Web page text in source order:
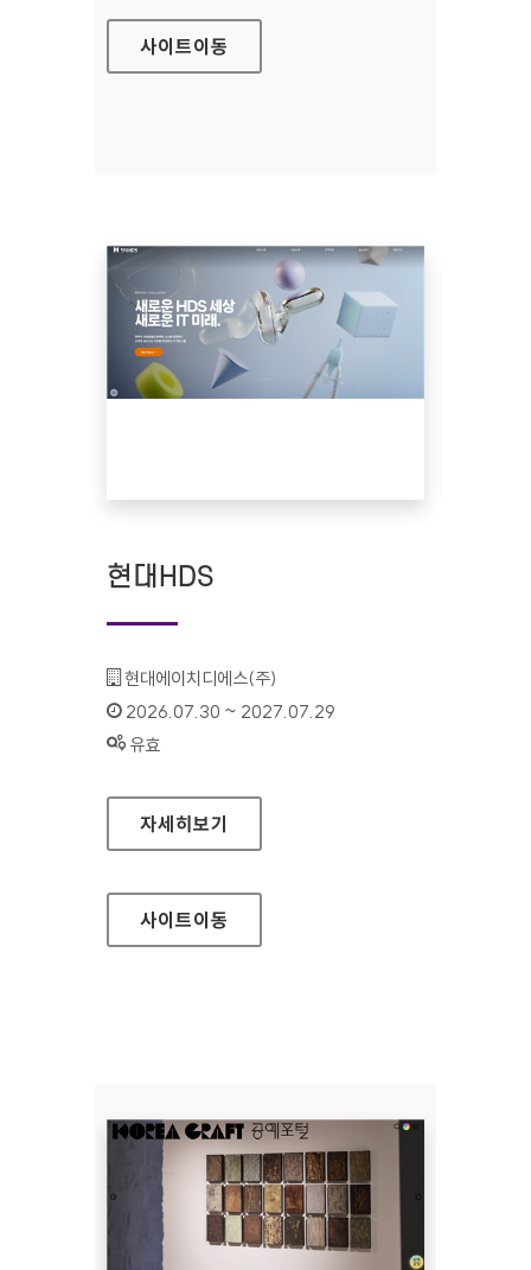
사이트이동
현대HDS
기관명 :
현대에이치디에스(주)
인증기간 :
2026.07.30 ~ 2027.07.29
상태 :
유효
현대HDS
자세히보기
사이트이동